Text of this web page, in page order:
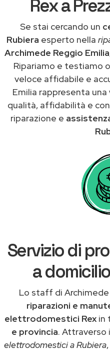
Rex a
Se stai cercando un
Rubiera esperto nella
Archimede Reggio Emilia
Ripariamo e testiamo
veloce affidabile e
Emilia rappresenta
qualità, affidabilità e
riparazione e
Servizio di
a
Lo staff di
riparazioni e
elettrodomestici Rex in
e provincia. Attraverso
elettrodomestici a Rubiera